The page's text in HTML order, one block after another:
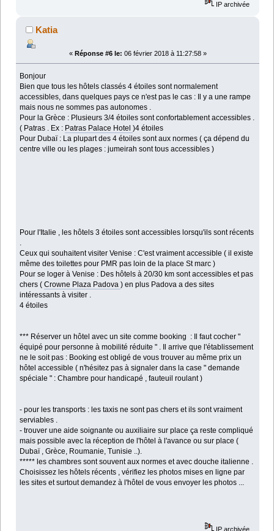
IP archivée
Katia
« Réponse #6 le: 06 février 2018 à 11:27:58 »
Bonjour
Bien que tous les hôtels classés 4 étoiles sont normalement
accessibles, dans quelques pays ce n'est pas le cas : Il y a une rampe
mais nous ne sommes pas autonomes .
Pour la Grèce : Plusieurs 3/4 étoiles sont confortablement accessibles .
( Patras . Ex : Patras Palace Hotel)4 étoiles
Pour Dubaï : La plupart des 4 étoiles sont aux normes ( ça dépend du
centre ville ou les plages : jumeirah sont tous accessibles )
Pour l'Italie , les hôtels 3 étoiles sont accessibles lorsqu'ils sont récents
.
Ceux qui souhaitent visiter Venise : C'est vraiment accessible ( il existe
même des toilettes pour PMR pas loin de la place St marc )
Pour se loger à Venise : Des hôtels à 20/30 km sont accessibles et pas
chers (Crowne Plaza Padova) en plus Padova a des sites
intéressants à visiter .
4 étoiles
*** Réserver un hôtel avec un site comme booking : Il faut cocher "
équipé pour personne à mobilité réduite " . Il arrive que l'établissement
ne le soit pas : Booking est obligé de vous trouver au même prix un
hôtel accessible ( n'hésitez pas à signaler dans la case " demande
spéciale " : Chambre pour handicapé , fauteuil roulant )
- pour les transports : les taxis ne sont pas chers et ils sont vraiment
serviables .
- trouver une aide soignante ou auxiliaire sur place ça reste compliqué
mais possible avec la réception de l'hôtel à l'avance ou sur place (
Dubaï , Grèce, Roumanie, Tunisie ..).
***** les chambres sont souvent aux normes et avec douche italienne .
Choisissez les hôtels récents , vérifiez les photos mises en ligne par
les sites et surtout demandez à l'hôtel de vous envoyer les photos ...
IP archivée